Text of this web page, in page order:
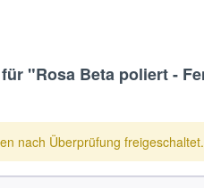
"Rosa Beta poliert -
nach Überprüfung freigeschaltet.